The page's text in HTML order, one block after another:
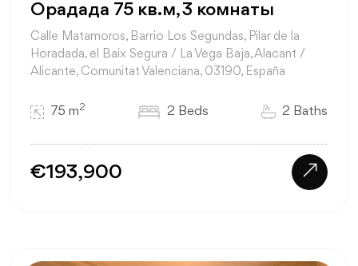
Орадада 75 кв.м, 3 комнаты
Calle Matamoros, Barrio Los Segundas, Pilar de la
Horadada, el Baix Segura / La Vega Baja, Alacant /
Alicante, Comunitat Valenciana, 03190, España
75 m2 2 Beds 2 Baths
€193,900